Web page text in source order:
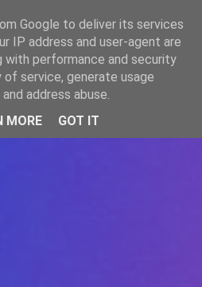
Google to deliver its services
IP address and user-agent are
with performance and security
service, generate usage
address abuse.
MORE
GOT IT